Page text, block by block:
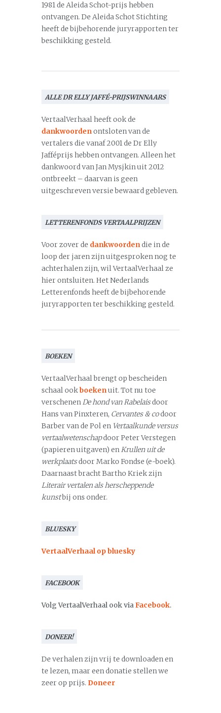
1981 de Aleida Schot-prijs hebben
ontvangen. De Aleida Schot Stichting
heeft de bijbehorende juryrapporten ter
beschikking gesteld.
ALLE DR ELLY JAFFÉ-PRIJSWINNAARS
VertaalVerhaal heeft ook de
dankwoordenontsloten van de
vertalers die vanaf 2001 de Dr Elly
Jafféprijs hebben ontvangen. Alleen het
dankwoord van Jan Mysjkin uit 2012
ontbreekt – daarvan is geen
uitgeschreven versie bewaard gebleven.
LETTERENFONDS VERTAALPRIJZEN
Voor zover de dankwoordendie in de
loop der jaren zijn uitgesproken nog te
achterhalen zijn, wil VertaalVerhaal ze
hier ontsluiten. Het Nederlands
Letterenfonds heeft de bijbehorende
juryrapporten ter beschikking gesteld.
BOEKEN
VertaalVerhaal brengt op bescheiden
schaal ookboekenuit. Tot nu toe
verschenenDe hond van Rabelaisdoor
Hans van Pinxteren, Cervantes & codoor
Barber van de Pol en Vertaalkunde versus
vertaalwetenschapdoor Peter Verstegen
(papieren uitgaven) enKrullen uit de
werkplaatsdoor Marko Fondse (e-boek).
Daarnaast bracht Bartho Kriek zijn
Literair vertalen als herscheppende
kunstbij ons onder.
BLUESKY
VertaalVerhaal op bluesky
FACEBOOK
Volg VertaalVerhaal ook viaFacebook.
DONEER!
De verhalen zijn vrij te downloaden en
te lezen, maar een donatie stellen we
zeer op prijs. Doneer